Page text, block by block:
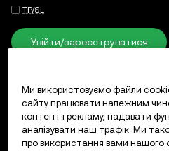
TP/SL
Увійти/зареєструватися
Комісія
Відкриті ордери Історія
Ми використовуємо файли
сайту працювати належним
контент і рекламу, надавати
аналізувати наш трафік. Ми
про використання вами нашого